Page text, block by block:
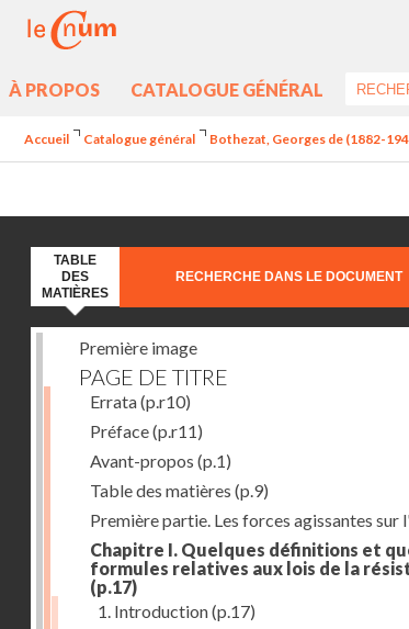
À PROPOS CATALOGUE GÉNÉRAL
Accueil Catalogue général Bothezat, Georges de (1882-
TABLE
DES
MATIÈRES
RECHERCHE DANS LE DOCUMENT
Première image
PAGE DE TITRE
Errata(p.r10)
Préface(p.r11)
Avant-propos (p.1)
Table des matières (p.9)
Première partie. Les forces agissantes sur
Chapitre I. Quelques définitions et
formules relatives aux lois de la
(p.17)
1. Introduction(p.17)